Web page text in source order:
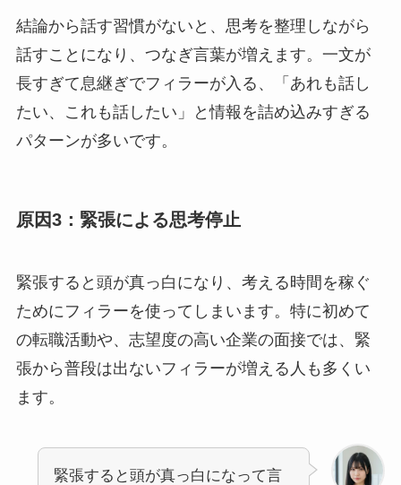
結論から話す習慣がないと、思考を整理しながら
話すことになり、つなぎ言葉が増えます。一文が
長すぎて息継ぎでフィラーが入る、「あれも話し
たい、これも話したい」と情報を詰め込みすぎる
パターンが多いです。
原因3：緊張による思考停止
緊張すると頭が真っ白になり、考える時間を稼ぐ
ためにフィラーを使ってしまいます。特に初めて
の転職活動や、志望度の高い企業の面接では、緊
張から普段は出ないフィラーが増える人も多くい
ます。
緊張すると頭が真っ白になって言